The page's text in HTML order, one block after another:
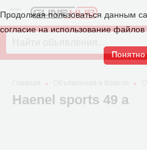
Продолжая пользоваться данным
согласие на использование файлов
Понятно
Haenel sports 49 a